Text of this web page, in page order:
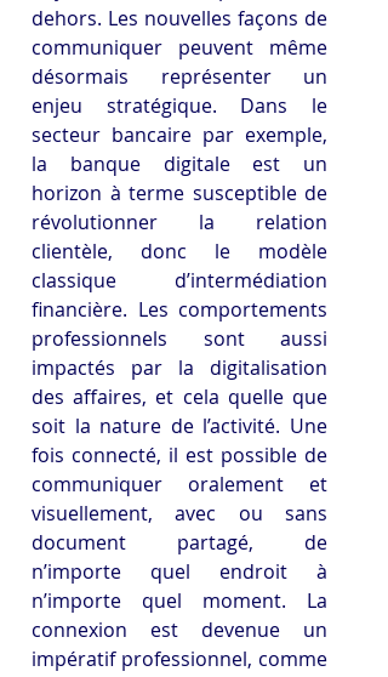
dehors. Les nouvelles façons de
communiquer peuvent même
désormais représenter un
enjeu stratégique. Dans le
secteur bancaire par exemple,
la banque digitale est un
horizon à terme susceptible de
révolutionner la relation
clientèle, donc le modèle
classique d’intermédiation
financière. Les comportements
professionnels sont aussi
impactés par la digitalisation
des affaires, et cela quelle que
soit la nature de l’activité. Une
fois connecté, il est possible de
communiquer oralement et
visuellement, avec ou sans
document partagé, de
n’importe quel endroit à
n’importe quel moment. La
connexion est devenue un
impératif professionnel, comme